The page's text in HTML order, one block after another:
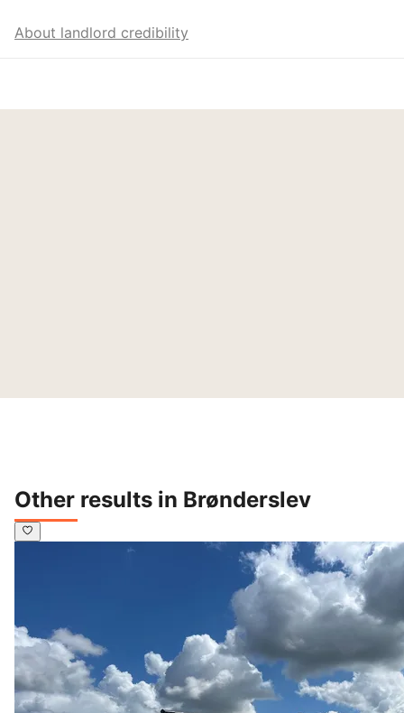
About landlord credibility
Other results in Brønderslev